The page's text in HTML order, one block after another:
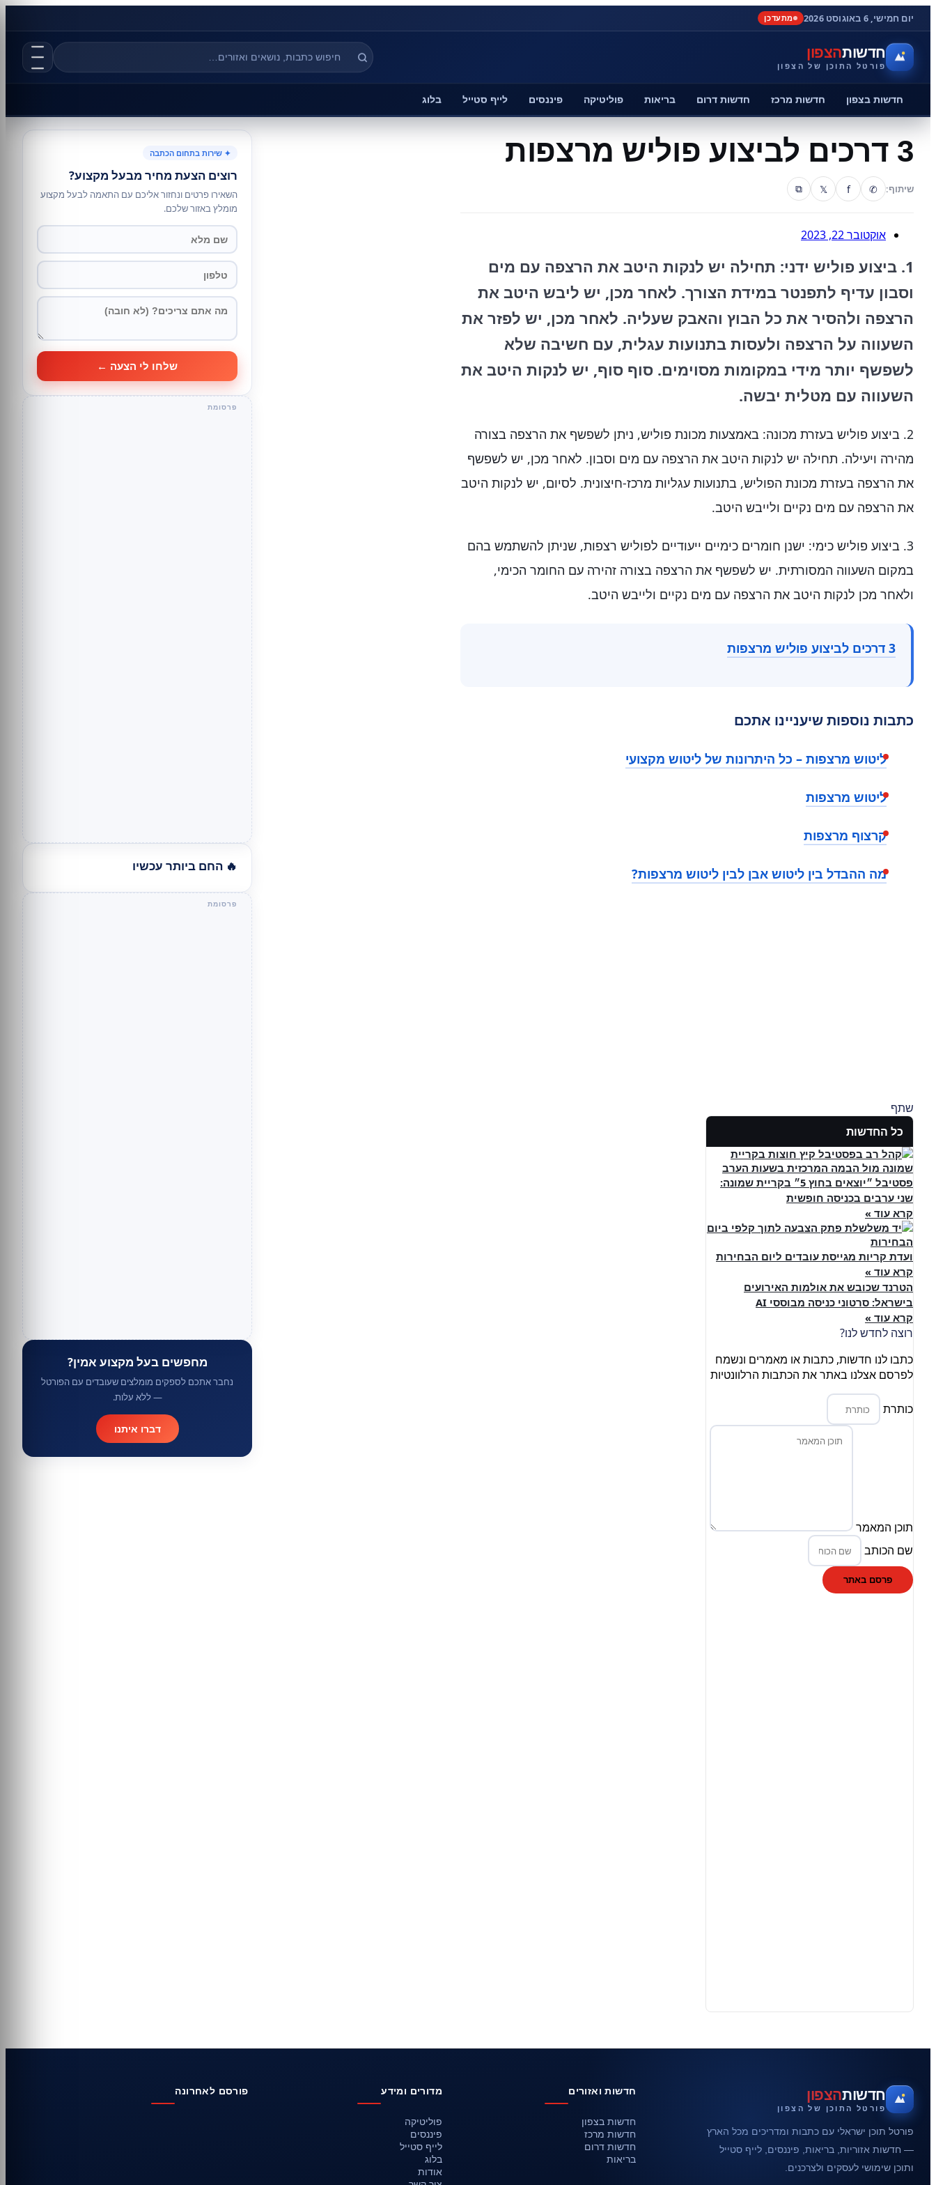
יום חמישי, 6 באוגוסט 2026 מתעדכן
חדשותהצפון
פורטל התוכן של הצפון
חדשות בצפון חדשות מרכז חדשות דרום בריאות פוליטיקה פיננסים לייף סטייל בלוג
3 דרכים לביצוע פוליש מרצפות
שיתוף: ✆
f
𝕏
⧉
אוקטובר 22, 2023
1. ביצוע פוליש ידני: תחילה יש לנקות היטב את הרצפה עם מים
וסבון עדיף לתפנטר במידת הצורך. לאחר מכן, יש ליבש היטב את
הרצפה ולהסיר את כל הבוץ והאבק שעליה. לאחר מכן, יש לפזר את
השעווה על הרצפה ולעסות בתנועות עגלית, עם חשיבה שלא
לשפשף יותר מידי במקומות מסוימים. סוף סוף, יש לנקות היטב את
השעווה עם מטלית יבשה.
2. ביצוע פוליש בעזרת מכונה: באמצעות מכונת פוליש, ניתן לשפשף את הרצפה בצורה
מהירה ויעילה. תחילה יש לנקות היטב את הרצפה עם מים וסבון. לאחר מכן, יש לשפשף
את הרצפה בעזרת מכונת הפוליש, בתנועות עגליות מרכז-חיצונית. לסיום, יש לנקות היטב
את הרצפה עם מים נקיים ולייבש היטב.
3. ביצוע פוליש כימי: ישנן חומרים כימיים ייעודיים לפוליש רצפות, שניתן להשתמש בהם
במקום השעווה המסורתית. יש לשפשף את הרצפה בצורה זהירה עם החומר הכימי,
ולאחר מכן לנקות היטב את הרצפה עם מים נקיים ולייבש היטב.
3 דרכים לביצוע פוליש מרצפות
כתבות נוספות שיעניינו אתכם
ליטוש מרצפות – כל היתרונות של ליטוש מקצועי
ליטוש מרצפות
קרצוף מרצפות
מה ההבדל בין ליטוש אבן לבין ליטוש מרצפות?
שתף
כל החדשות
פסטיבל ״יוצאים בחוץ 5״ בקריית שמונה:
שני ערבים בכניסה חופשית
קרא עוד »
ועדת קריות מגייסת עובדים ליום הבחירות
קרא עוד »
הטרנד שכובש את אולמות האירועים
בישראל: סרטוני כניסה מבוססי AI
קרא עוד »
רוצה לחדש לנו?
כתבו לנו חדשות, כתבות או מאמרים ונשמח
לפרסם אצלנו באתר את הכתבות הרלוונטיות
כותרת
תוכן המאמר
שם הכותב
פרסם באתר
✦ שירות בתחום הכתבה
רוצים הצעת מחיר מבעל מקצוע?
השאירו פרטים ונחזור אליכם עם התאמה לבעל מקצוע
מומלץ באזור שלכם.
שלחו לי הצעה ←
🔥 החם ביותר עכשיו
מחפשים בעל מקצוע אמין?
נחבר אתכם לספקים מומלצים שעובדים עם הפורטל
— ללא עלות.
דברו איתנו
חדשותהצפון
פורטל התוכן של הצפון
פורטל תוכן ישראלי עם כתבות ומדריכים מכל הארץ
— חדשות אזוריות, בריאות, פיננסים, לייף סטייל
ותוכן שימושי לעסקים ולצרכנים.
חדשות ואזורים
חדשות בצפון
חדשות מרכז
חדשות דרום
בריאות
מדורים ומידע
פוליטיקה
פיננסים
לייף סטייל
בלוג
אודות
פורסם לאחרונה